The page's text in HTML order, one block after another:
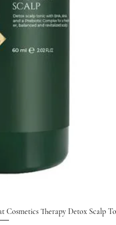
перегляд
Cosmetics Therapy Detox Scalp